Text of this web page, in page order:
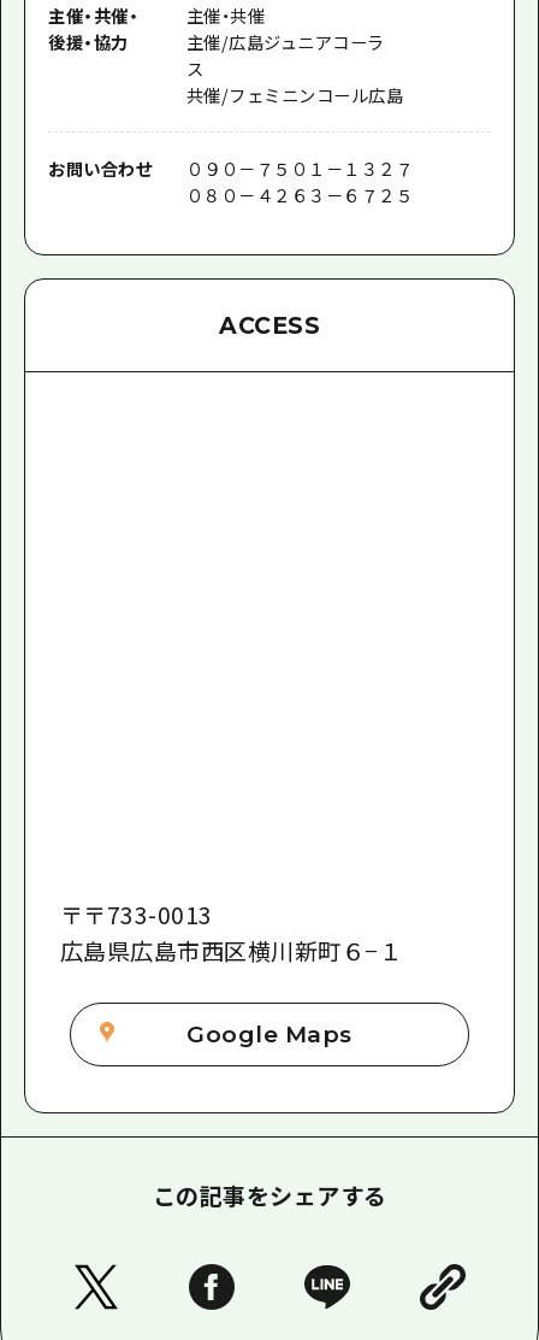
主催・共催・
後援・協力
主催・共催
主催/広島ジュニアコーラ
共催/フェミニンコール広島
お問い合わせ
０９０－７５０１－１３２７
０８０－４２６３－６７２５
ACCESS
〒 〒733-0013
広島県広島市西区横川新町６−１
Google Maps
この記事をシェアする